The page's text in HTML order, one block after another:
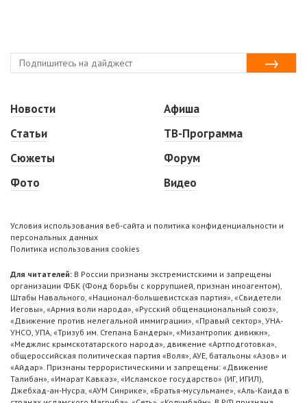
Новости
Статьи
Сюжеты
Фото
Афиша
ТВ-Программа
Форум
Видео
Условия использования веб-сайта и политика конфиденциальности и
персональных данных
Политика использования cookies
Для читателей: В России признаны экстремистскими и запрещены
организации ФБК (Фонд борьбы с коррупцией, признан иноагентом),
Штабы Навального, «Национал-большевистская партия», «Свидетели
Иеговы», «Армия воли народа», «Русский общенациональный союз»,
«Движение против нелегальной иммиграции», «Правый сектор», УНА-
УНСО, УПА, «Тризуб им. Степана Бандеры», «Мизантропик дивижн»,
«Меджлис крымскотатарского народа», движение «Артподготовка»,
общероссийская политическая партия «Воля», АУЕ, батальоны «Азов» и
«Айдар». Признаны террористическими и запрещены: «Движение
Талибан», «Имарат Кавказ», «Исламское государство» (ИГ, ИГИЛ),
Джебхад-ан-Нусра, «АУМ Синрике», «Братья-мусульмане», «Аль-Каида в